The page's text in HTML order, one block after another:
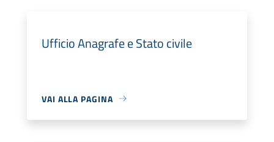
Ufficio Anagrafe e Stato civile
VAI ALLA PAGINA